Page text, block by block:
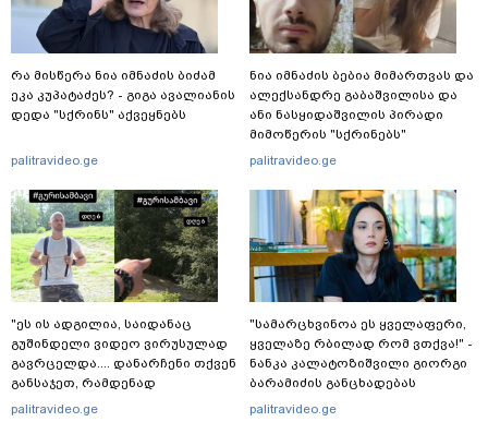
რა მისწერა ნია იმნაძის ბიძამ
ეკა კუპატაძეს? - გიგა ავალიანის
დედა "სქრინს" აქვეყნებს
palitravideo.ge
"ეს ის ადგილია, საიდანაც
გუშინდელი ვიდეო ვირუსულად
გავრცელდა.... დანარჩენი თქვენ
განსაჯეთ, რამდენად
შესაძლებელია აქ ადამიანის
palitravideo.ge
ნია იმნაძის ბებია მიმართვას და
ალექსანდრე გაბაშვილისა და
ანი ნასყიდაშვილის პირადი
მიმოწერის "სქრინებს"
ავრცელებს
palitravideo.ge
"სა­მარ­ცხვი­ნოა ეს ყვე­ლა­ფე­რი,
ყვე­ლა­ზე რბი­ლად რომ ვთქვა!" -
ნანკა კალატოზიშვილი გიორგი
ბარამიძის განცხადებას
ეხმაურება
palitravideo.ge